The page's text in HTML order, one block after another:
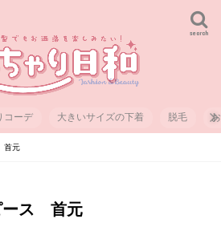
search
コーデ 大きいサイズの下着 脱毛
首元
ース 首元